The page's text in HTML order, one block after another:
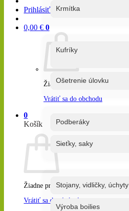
Prihlásiť / Registrovať
0,00 € 0
Žiadne produkty v košíku.
Vrátiť sa do obchodu
0
Košík
Žiadne produkty v košíku.
Vrátiť sa do obchodu
Krmítka
Kufríky
Ošetrenie úlovku
Podberáky
Sieťky, saky
Stojany, vidličky, úchyty
Výroba boilies